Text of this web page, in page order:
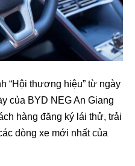
“Hội thương hiệu” từ ngày
của BYD NEG An Giang
hàng đăng ký lái thử, trải
dòng xe mới nhất của